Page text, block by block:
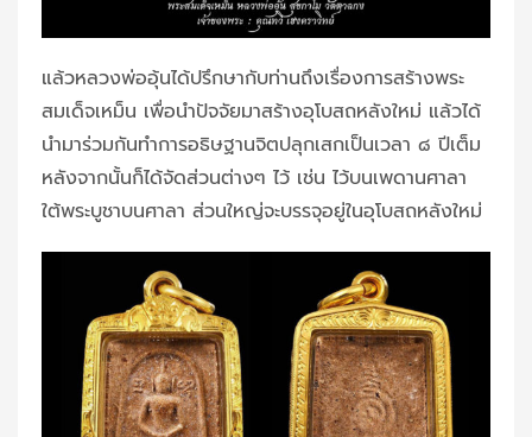
แล้วหลวงพ่ออุ้นได้ปรึกษากับท่านถึงเรื่องการสร้างพระ
สมเด็จเหม็น เพื่อนำปัจจัยมาสร้างอุโบสถหลังใหม่ แล้วได้
นำมาร่วมกันทำการอธิษฐานจิตปลุกเสกเป็นเวลา ๘ ปีเต็ม
หลังจากนั้นก็ได้จัดส่วนต่างๆ ไว้ เช่น ไว้บนเพดานศาลา
ใต้พระบูชาบนศาลา ส่วนใหญ่จะบรรจุอยู่ในอุโบสถหลังใหม่